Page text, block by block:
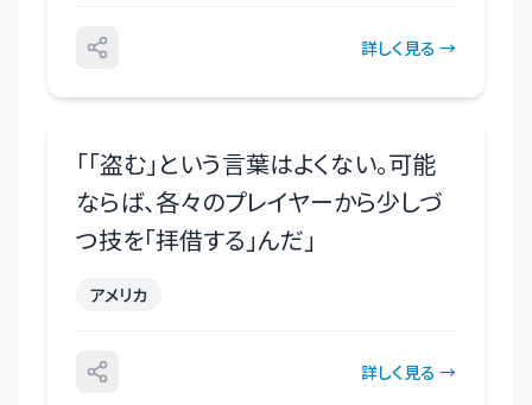
詳しく見る →
「「盗む」という言葉はよくない。可能
ならば、各々のプレイヤーから少しづ
つ技を「拝借する」んだ 」
アメリカ
詳しく見る →